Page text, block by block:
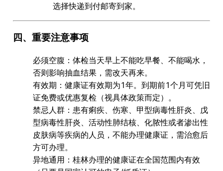
选择快递到付邮寄到家。
四、重要注意事项
必须空腹 ：体检当天早上不能吃早餐、不能喝水 ，
否则影响抽血结果，需改天再来。
有效期 ：健康证有效期为1年。到期前1个月可凭旧
证免费或优惠复检（视具体政策而定）。
禁忌人群 ：患有痢疾、伤寒、甲型病毒性肝炎、戊
型病毒性肝炎、活动性肺结核、化脓性或者渗出性
皮肤病等疾病的人员， 不能办理健康证，需治愈后
方可办理。
异地通用 ：桂林办理的健康证在全国范围内有效